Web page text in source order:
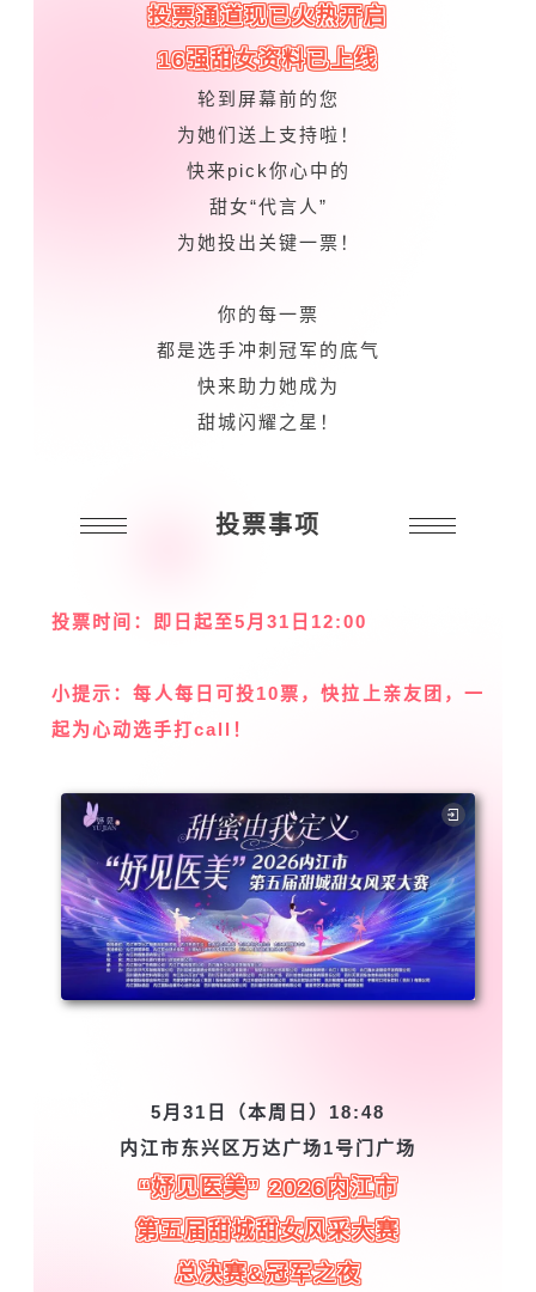
投票通道现已火热开启
16强甜女资料已上线
轮到屏幕前的您
为她们送上支持啦！
快来pick你心中的
甜女“代言人”
为她投出关键一票！
你的每一票
都是选手冲刺冠军的底气
快来助力她成为
甜城闪耀之星！
投票事项
投票时间：即日起至5月31日12:00
小提示：每人每日可投10票，快拉上亲友团，一
起为心动选手打call！
5月31日（本周日）18:48
内江市东兴区万达广场1号门广场
“妤见医美” 2026内江市
第五届甜城甜女风采大赛
总决赛&冠军之夜